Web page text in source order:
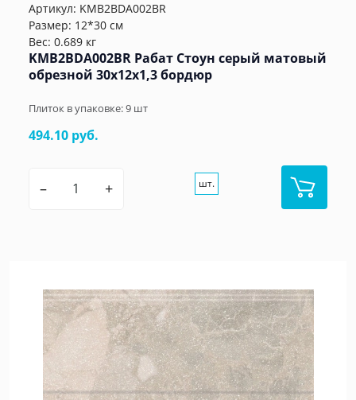
Артикул: KMB2BDA002BR
Размер: 12*30 см
Вес: 0.689 кг
KMB2BDA002BR Рабат Стоун серый матовый
обрезной 30x12x1,3 бордюр
Плиток в упаковке:9 шт
494.10 руб.
– + шт.